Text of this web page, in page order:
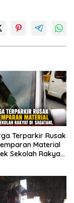
Terparkir Rusak
Material
Sekolah Rakyat